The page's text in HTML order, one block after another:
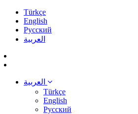
Türkçe
English
Pусский
العربية
Türkçe
English
Pусский